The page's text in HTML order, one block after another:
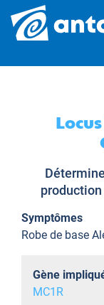
Symptômes
Robe de base
Gène
MC1R